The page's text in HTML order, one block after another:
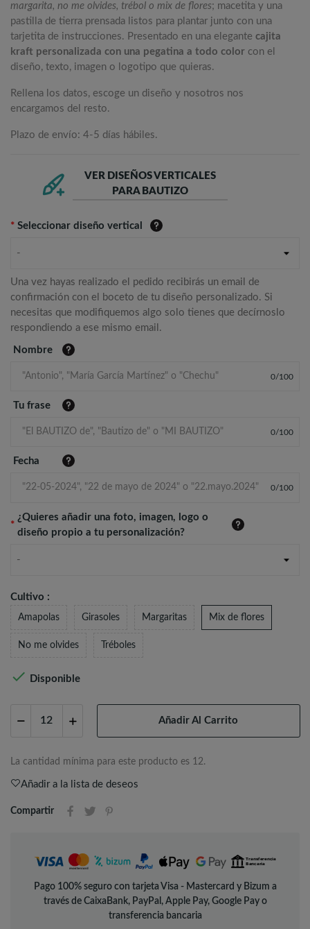
margarita, no me olvides, trébol o mix de flores; macetita y una
pastilla de tierra prensada listos para plantar junto con una
tarjetita de instrucciones. Presentado en una elegante cajita
kraft personalizada con una pegatina a todo color con el
diseño, texto, imagen o logotipo que quieras.
Rellena los datos, escoge un diseño y nosotros nos
encargamos del resto.
Plazo de envío: 4-5 días hábiles.
VER DISEÑOS VERTICALES
PARA BAUTIZO
* Seleccionar diseño vertical
-
Una vez hayas realizado el pedido recibirás un email de
confirmación con el boceto de tu diseño personalizado. Si
necesitas que modifiquemos algo solo tienes que decírnoslo
respondiendo a ese mismo email.
Nombre
0/100
Tu frase
0/100
Fecha
0/100
*
¿Quieres añadir una foto, imagen, logo o
diseño propio a tu personalización?
-
Cultivo :
Amapolas Girasoles Margaritas Mix de flores
No me olvides Tréboles
 Disponible
Añadir Al Carrito
La cantidad mínima para este producto es 12.
Añadir a la lista de deseos
Compartir
Pago 100% seguro con tarjeta Visa - Mastercard y Bizum a
través de CaixaBank, PayPal, Apple Pay, Google Pay o
transferencia bancaria